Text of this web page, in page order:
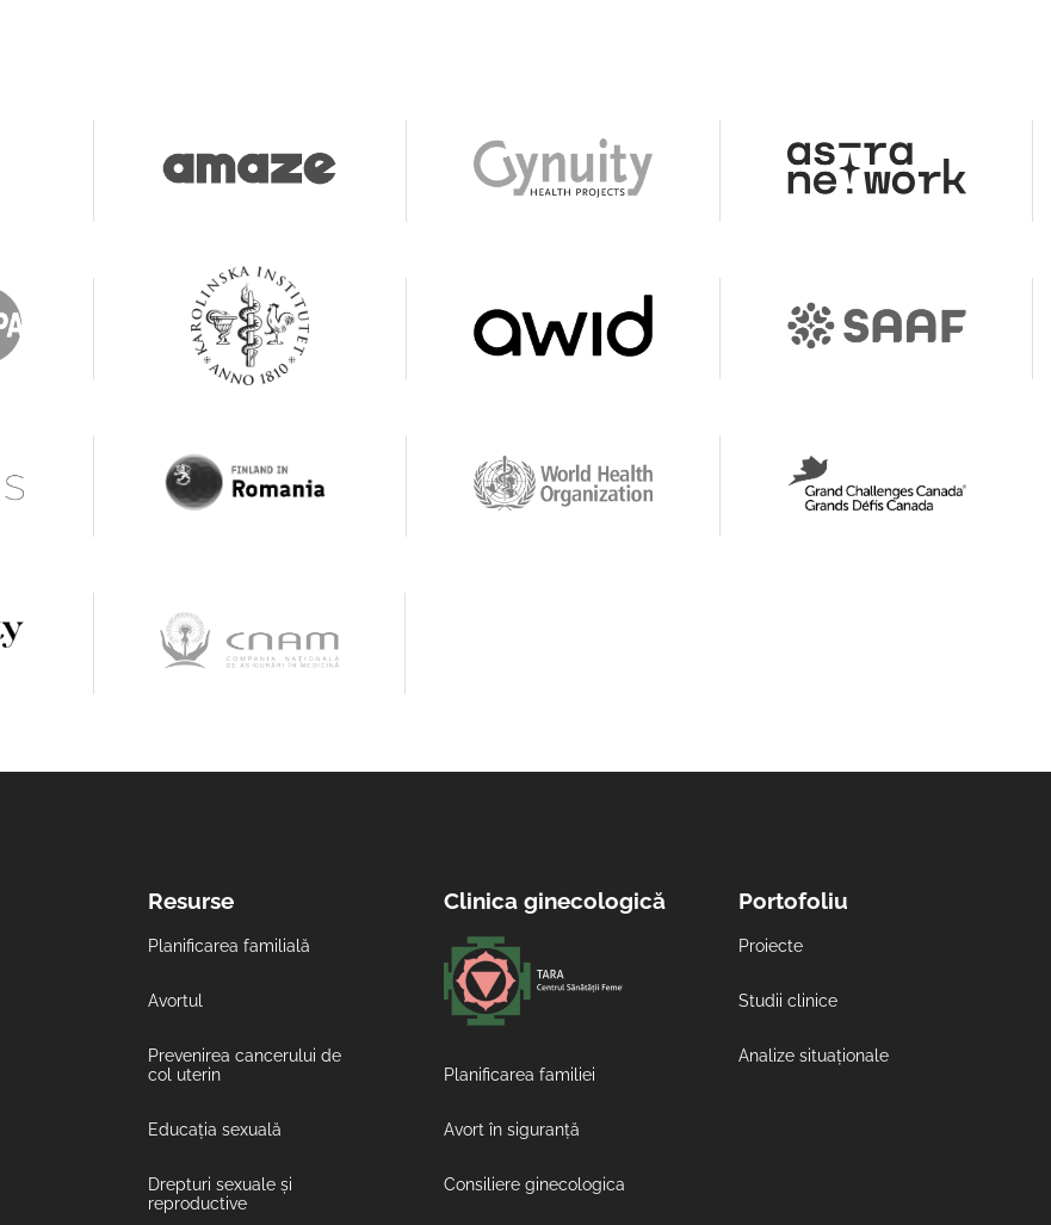
Resurse
Planificarea familială
Avortul
Prevenirea cancerului de
col uterin
Educația sexuală
Drepturi sexuale și
reproductive
Clinica ginecologică
Planificarea familiei
Avort în siguranță
Consiliere ginecologica
Portofoliu
Proiecte
Studii clinice
Analize situaționale